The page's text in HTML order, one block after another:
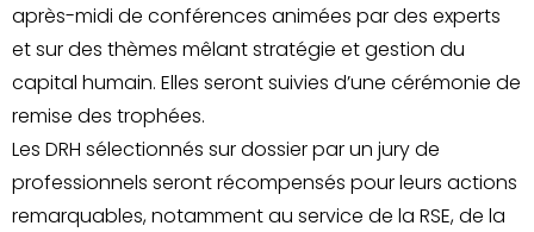
après-midi de conférences animées par des experts
et sur des thèmes mêlant stratégie et gestion du
capital humain. Elles seront suivies d’une cérémonie de
remise des trophées.
Les DRH sélectionnés sur dossier par un jury de
professionnels seront récompensés pour leurs actions
remarquables, notamment au service de la RSE, de la